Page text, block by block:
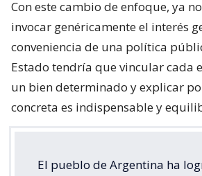
Con este cambio de enfoque, ya
invocar genéricamente el interés
conveniencia de una política
Estado tendría que vincular cada
un bien determinado y explicar
concreta es indispensable y
El pueblo de Argentina ha